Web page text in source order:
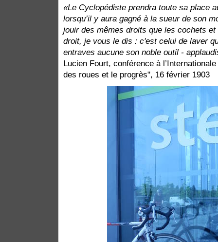
«Le Cyclopédiste prendra toute sa place
lorsqu’il y aura gagné à la sueur de son
jouir des mêmes droits que les cochets
droit, je vous le dis : c'est celui de laver
entraves aucune son noble outil -
Lucien Fourt, conférence à
des roues et le progrès", 16 février 1903